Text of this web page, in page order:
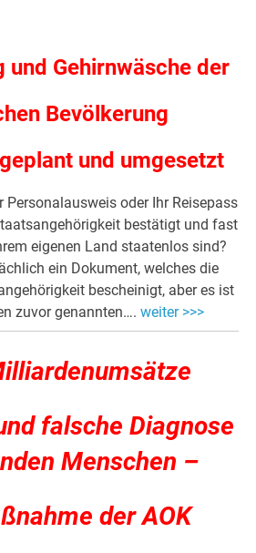
und Gehirnwäsche der
Bevölkerung
und umgesetzt
Personalausweis oder Ihr Reisepass
bestätigt und fast
eigenen Land staatenlos sind?
ein Dokument, welches die
bescheinigt, aber es ist
zuvor genannten…. weiter >>>
falsche Diagnose
Menschen –
der AOK